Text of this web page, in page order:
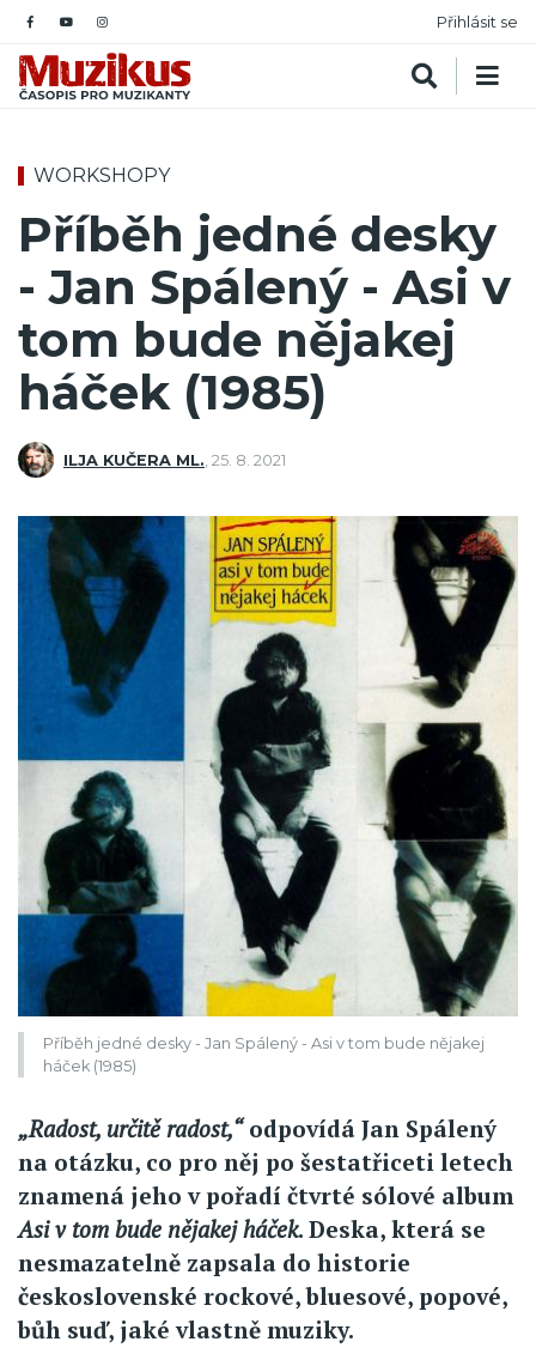
Přihlásit se
WORKSHOPY
Příběh jedné desky
- Jan Spálený - Asi v
tom bude nějakej
háček (1985)
ILJA KUČERA ML. 25. 8. 2021
Příběh jedné desky - Jan Spálený - Asi v tom bude nějakej
háček (1985)
„Radost, určitě radost,“odpovídá Jan Spálený
na otázku, co pro něj po šestatřiceti letech
znamená jeho v pořadí čtvrté sólové album
Asi v tom bude nějakej háček. Deska, která se
nesmazatelně zapsala do historie
československé rockové, bluesové, popové,
bůh suď, jaké vlastně muziky.